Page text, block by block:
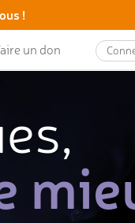
!
un don